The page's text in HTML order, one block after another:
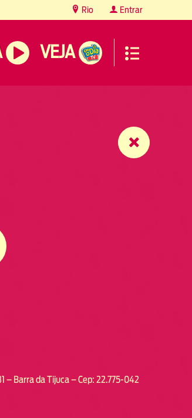
Rio Entrar
VEJA
– Barra da Tijuca – Cep: 22.775-042